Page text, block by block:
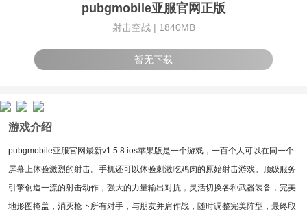
pubgmobile亚服官网正版
射击空战 | 1840MB
暂无下载
游戏介绍
pubgmobile亚服官网最新v1.5.8 ios苹果版是一个游戏，一百个人可以在同一个
屏幕上体验激烈的射击。手机还可以体验刺激吃鸡肉的原始射击游戏。顶级服务
引擎创造一流的射击动作，强大的力量输出对抗，灵活切换各种武器装备，完美
地形图掩盖，消灭枪下所有对手，与朋友并肩作战，随时调整完美阵型，最终取